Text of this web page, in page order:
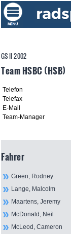
GS II 2002
Team HSBC (HSB)
Telefon
Telefax
E-Mail
Team-Manager
Fahrer
Green, Rodney
Lange, Malcolm
Maartens, Jeremy
McDonald, Neil
McLeod, Cameron